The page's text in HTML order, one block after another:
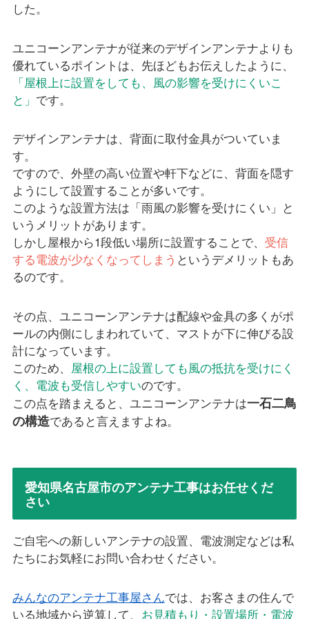
した。
ユニコーンアンテナが従来のデザインアンテナよりも
優れているポイントは、先ほどもお伝えしたように、
「屋根上に設置をしても、風の影響を受けにくいこ
と」 です。
デザインアンテナは、背面に取付金具がついていま
す。
ですので、外壁の高い位置や軒下などに、背面を隠す
ようにして設置することが多いです。
このような設置方法は「雨風の影響を受けにくい」と
いうメリットがあります。
しかし屋根から1段低い場所に設置することで、 受信
する電波が少なくなってしまう というデメリットもあ
るのです。
その点、ユニコーンアンテナは配線や金具の多くがポ
ールの内側にしまわれていて、マストが下に伸びる設
計になっています。
このため、 屋根の上に設置しても風の抵抗を受けにく
く、電波も受信しやすいのです。
この点を踏まえると、ユニコーンアンテナは一石二鳥
の構造であると言えますよね。
愛知県名古屋市のアンテナ工事はお任せくだ
さい
ご自宅への新しいアンテナの設置、電波測定などは私
たちにお気軽にお問い合わせください。
みんなのアンテナ工事屋さんでは、お客さまの住んで
いる地域から逆算して、 お見積もり・設置場所・電波